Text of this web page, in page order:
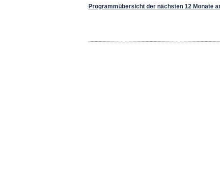
Programmübersicht der nächsten 12 Monate